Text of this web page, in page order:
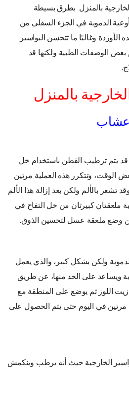
بالمنزل بطرق بسيطة
الدموية في الجزء السفلي من
الأوردة وغالبًا ما تتحسن البواسير
الوصفات الطبية ولكنها قد
بالمنزل
قد يتم ترطيب القطن باستخدام خل
الوقت، وتتكرر هذه العملية مرتين
تشعر بالألم ولكن بعد إزالة هذا الألم
ملعقتان كبيرتان من خل التفاح في
وضع ملعقة عسل لتحسين الذوق.
ولكن بشكل كبير، والذي يعمل
ويساعد على الحد منها، عن طريق
اللوز ثم يوضع على المنطقة مع
مرتين في اليوم حتى يتم الحصول على
الخارجية حيث أنه يرطب وينكمش